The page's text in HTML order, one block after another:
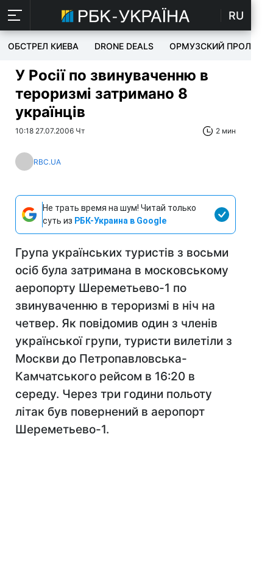
RU
ОБСТРЕЛ КИЕВА DRONE DEALS ОРМУЗСКИЙ ПРОЛИВ
У Росії по звинуваченню в
тероризмі затримано 8
українців
10:18 27.07.2006 Чт 2 мин
RBC.UA
Не трать время на шум! Читай только
суть из РБК-Украина в Google
Група українських туристів з восьми
осіб була затримана в московському
аеропорту Шереметьево-1 по
звинуваченню в тероризмі в ніч на
четвер. Як повідомив один з членів
української групи, туристи вилетіли з
Москви до Петропавловська-
Камчатського рейсом в 16:20 в
середу. Через три години польоту
літак був повернений в аеропорт
Шереметьево-1.